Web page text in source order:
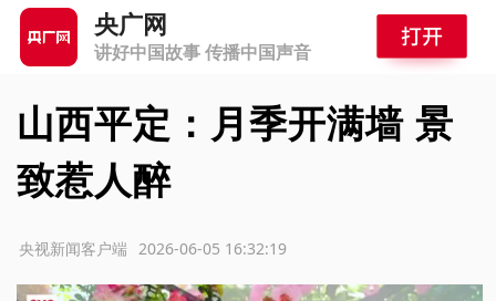
央广网
讲好中国故事 传播中国声音
山西平定：月季开满墙 景
致惹人醉
2026-06-05 16:32:19
央视新闻客户端